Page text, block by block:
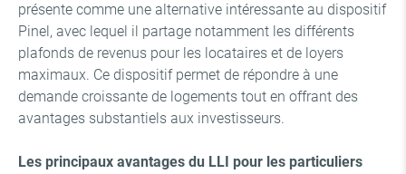
présente comme une alternative intéressante au dispositif
Pinel, avec lequel il partage notamment les différents
plafonds de revenus pour les locataires et de loyers
maximaux. Ce dispositif permet de répondre à une
demande croissante de logements tout en offrant des
avantages substantiels aux investisseurs.
Les principaux avantages du LLI pour les particuliers